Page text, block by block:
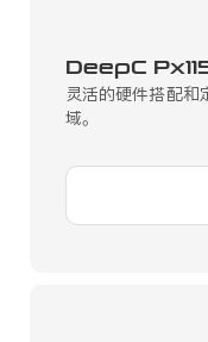
DeepC
灵活的硬件搭配和
域。